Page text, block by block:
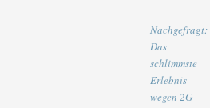
Nachgefragt:
Das
schlimmste
Erlebnis
wegen 2G